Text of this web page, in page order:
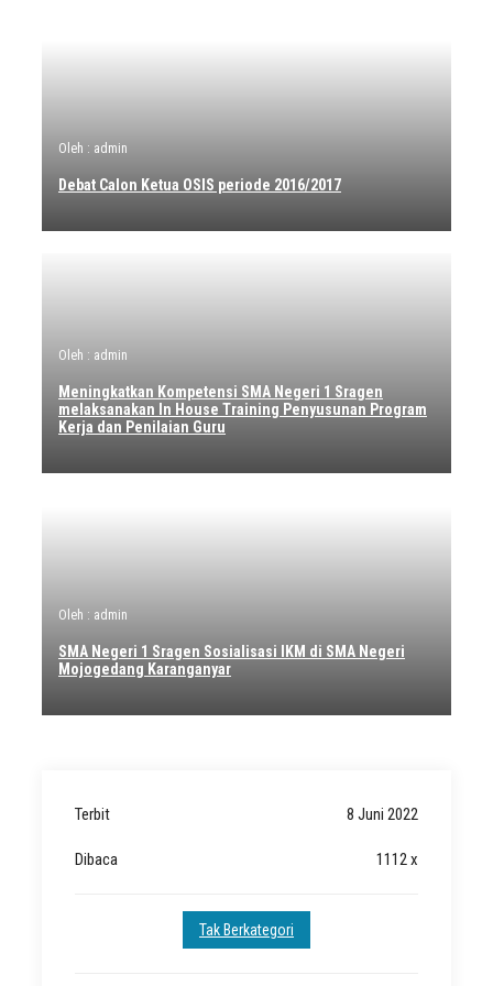
Oleh : admin
Debat Calon Ketua OSIS periode 2016/2017
Oleh : admin
Meningkatkan Kompetensi SMA Negeri 1 Sragen
melaksanakan In House Training Penyusunan Program
Kerja dan Penilaian Guru
Oleh : admin
SMA Negeri 1 Sragen Sosialisasi IKM di SMA Negeri
Mojogedang Karanganyar
Terbit 8 Juni 2022
Dibaca 1112 x
Tak Berkategori